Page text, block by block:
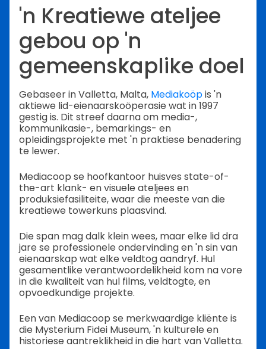
'n Kreatiewe ateljee
gebou op 'n
gemeenskaplike doel
Gebaseer in Valletta, Malta, Mediakoöpis 'n
aktiewe lid-eienaarskoöperasie wat in 1997
gestig is. Dit streef daarna om media-,
kommunikasie-, bemarkings- en
opleidingsprojekte met 'n praktiese benadering
te lewer.
Mediacoop se hoofkantoor huisves state-of-
the-art klank- en visuele ateljees en
produksiefasiliteite, waar die meeste van die
kreatiewe towerkuns plaasvind.
Die span mag dalk klein wees, maar elke lid dra
jare se professionele ondervinding en 'n sin van
eienaarskap wat elke veldtog aandryf. Hul
gesamentlike verantwoordelikheid kom na vore
in die kwaliteit van hul films, veldtogte, en
opvoedkundige projekte.
Een van Mediacoop se merkwaardige kliënte is
die Mysterium Fidei Museum, 'n kulturele en
historiese aantreklikheid in die hart van Valletta.